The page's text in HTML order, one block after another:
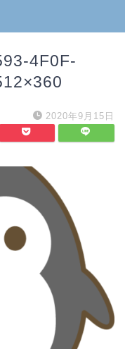
4F0F-
2020年9月15日